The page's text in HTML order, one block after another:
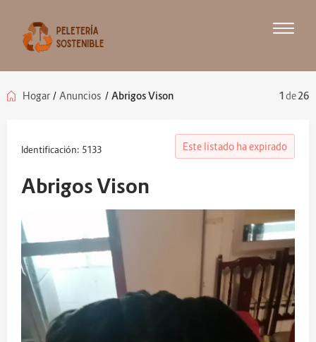
Hogar / Anuncios / Abrigos Vison 1de26
Identificación: 5133 Este listado ha expirado
Abrigos Vison